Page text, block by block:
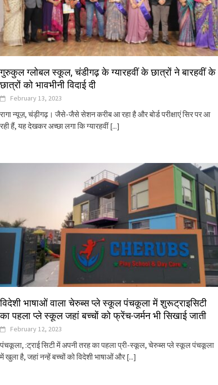
गुरुकुल ग्लोबल स्कूल, चंडीगढ़ के ग्यारहवीं के छात्रों ने बारहवीं के
छात्रों को भावभीनी विदाई दी
February 13, 2023
रागा न्यूज़, चंड़ीगढ़। जैसे-जैसे सेशन करीब आ रहा है और बोर्ड परीक्षाएं सिर पर आ
रही हैं, यह देखकर अच्छा लगा कि ग्यारहवीं[...]
विदेशी भाषाओं वाला चेरुब्स प्ले स्कूल पंचकूला में शुरूट्राइसिटी
का पहला प्ले स्कूल जहां बच्चों को फ्रेंच-जर्मन भी सिखाई जाती
February 12, 2023
पंचकूला, :ट्राई सिटी में अपनी तरह का पहला प्री-स्कूल, चेरुब्स प्ले स्कूल पंचकूला
में खुला है, जहां नन्हें बच्चों को विदेशी भाषाओं और [...]